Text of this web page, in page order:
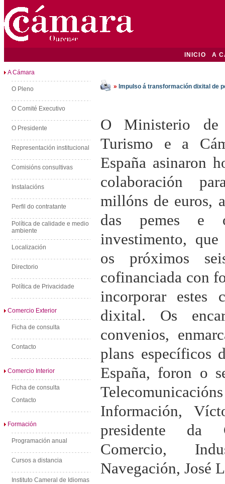
INICIO A
A Cámara
O Pleno
O Comité Executivo
O Presidente
Representación institucional
Comisións consultivas
Instalacións
Perfil do contratante
Política de calidade e medio
ambiente
Localización
Directorio
Política de Privacidade
Comercio Exterior
Ficha de consulta
Contacto
Comercio Interior
Ficha de consulta
Contacto
Formación
Programación anual
Cursos a distancia
Instituto Cameral de Idiomas
» Impulso á transformación dixital de
O Ministerio de
Turismo e a
España asinaron
colaboración
millóns de euros,
das pemes e
investimento,
os próximos
cofinanciada con
incorporar estes
dixital. Os
convenios,
plans específicos
España, foron o
Información,
presidente da
Comercio,
Navegación, José